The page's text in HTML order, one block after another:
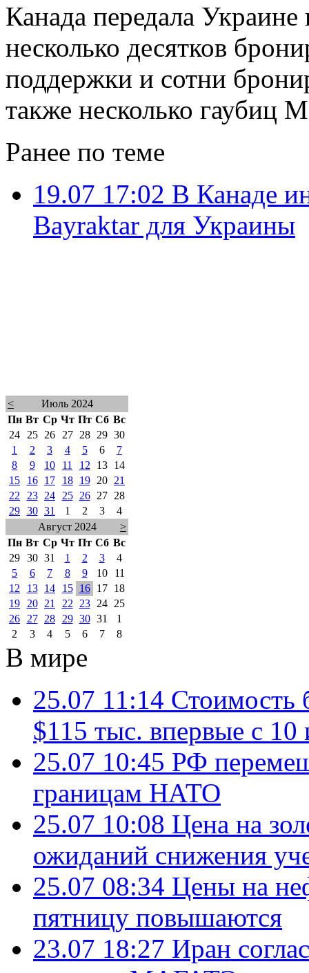
Канада передала
несколько десятков
поддержки и сотни
также несколько гаубиц
Ранее по теме
19.07 17:02 В Канаде
Bayraktar для Украины
<
Июль 2024
Пн Вт Ср Чт Пт Сб Вс
24
25 26 27 28 29 30
1
2 3 4 5 6
7
8
9 10 11 12 13
14
15
16 17 18 19 20
21
22
23 24 25 26 27
28
29 30 31 1 2 3
4
Август 2024
>
Пн Вт Ср Чт Пт Сб Вс
29 30 31 1 2 3
4
5
6 7 8 9 10
11
12
13 14 15 16 17
18
19
20 21 22 23 24
25
26
27 28 29 30 31
1
2
3 4 5 6 7 8
В мире
25.07 11:14 Стоимость
$115 тыс. впервые с 10
25.07 10:45 РФ
границам НАТО
25.07 10:08 Цена на
ожиданий снижения
25.07 08:34 Цены на
пятницу повышаются
23.07 18:27 Иран